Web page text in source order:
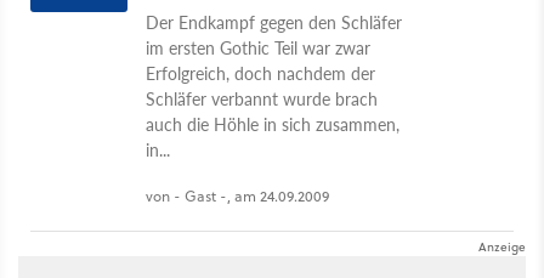
Der Endkampf gegen den Schläfer
im ersten Gothic Teil war zwar
Erfolgreich, doch nachdem der
Schläfer verbannt wurde brach
auch die Höhle in sich zusammen,
in...
von - Gast -, am 24.09.2009